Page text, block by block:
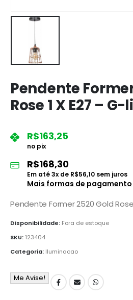
Pendente
Rose 1 X E27 –
R$163,25
no pix
R$168,30
Em até3x de R$56,10 sem juros
Mais formas de pagamento
Pendente Former 2520 Gold
Disponibilidade: Fora de estoque
SKU: 123404
Categoria: Iluminacao
Me Avise!